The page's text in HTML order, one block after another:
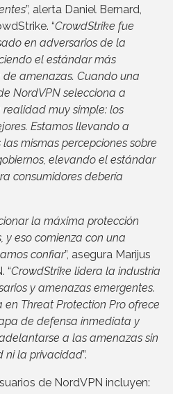
”, alerta Daniel Bernard,
“CrowdStrike fue
en adversarios de la
el estándar más
amenazas. Cuando una
NordVPN selecciona a
muy simple: los
Estamos llevando a
mismas percepciones sobre
elevando el estándar
consumidores debería
la máxima protección
y eso comienza con una
confiar”, asegura Marijus
“CrowdStrike lidera la industria
y amenazas emergentes.
Threat Protection Pro ofrece
de defensa inmediata y
a las amenazas sin
ni la privacidad”.
de NordVPN incluyen: